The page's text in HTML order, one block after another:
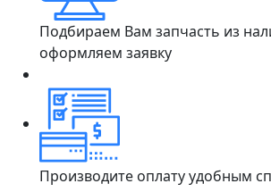
Подбираем Вам запчасть из
оформляем заявку
Производите оплату удобным